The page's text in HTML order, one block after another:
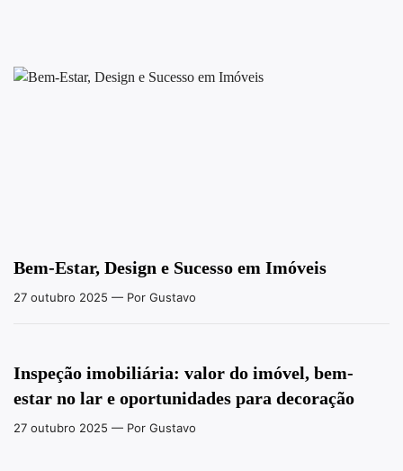
Bem-Estar, Design e Sucesso em Imóveis
27 outubro 2025 — Por Gustavo
Inspeção imobiliária: valor do imóvel, bem-
estar no lar e oportunidades para decoração
27 outubro 2025 — Por Gustavo